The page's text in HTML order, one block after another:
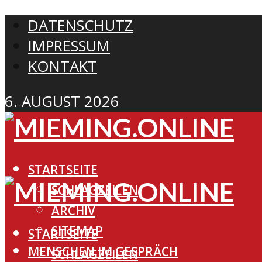
DATENSCHUTZ
IMPRESSUM
KONTAKT
6. AUGUST 2026
STARTSEITE
SCHLAGZEILEN
ARCHIV
SITEMAP
MENSCHEN IM GESPRÄCH
STARTSEITE
SCHLAGZEILEN